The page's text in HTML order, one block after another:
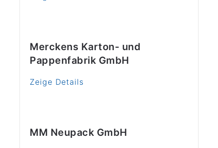
Merckens Karton- und
Pappenfabrik GmbH
Zeige Details
MM Neupack GmbH